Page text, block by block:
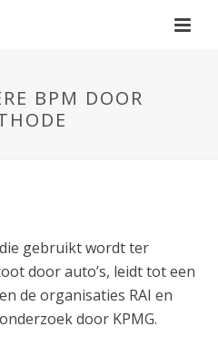
BPM DOOR
gebruikt wordt ter
door auto’s, leidt tot een
de organisaties RAI en
door KPMG.